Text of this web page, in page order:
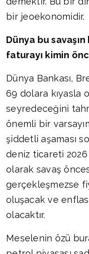
bir jeoekonomidir.
Dünya bu
faturayı kimin
Dünya Bankası,
69 dolara kıyasla
seyredeceğini
önemli bir
şiddetli aşaması
deniz ticareti
olarak savaş
gerçekleşmezse
oluşacak ve
olacaktır.
Meselenin özü